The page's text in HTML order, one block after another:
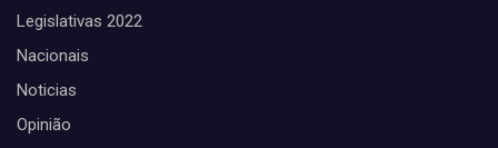
Legislativas 2022
Nacionais
Noticias
Opinião